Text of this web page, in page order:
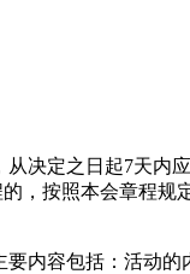
决定之日起7天内
，按照本会章程
内容包括：活动